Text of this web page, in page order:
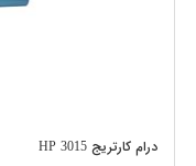
درام کارتریج 3015 HP